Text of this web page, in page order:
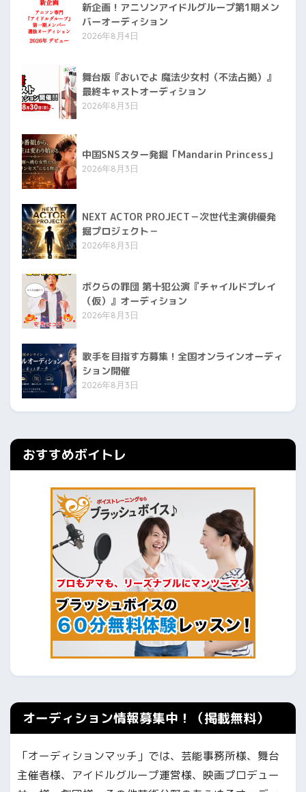
新企画！アニソンアイドルグループ第1期メン
バーオーディション
2026年8月4日
舞台版『おいでよ 魔法少女村（不法占拠）』
最終キャストオーディション
2026年8月3日
中国SNSスター発掘「Mandarin Princess」
2026年8月3日
NEXT ACTOR PROJECT－次世代主演俳優発
掘プロジェクト－
2026年8月3日
ボクらの罪団 第十犯公演『チャイルドプレイ
（仮）』オーディション
2026年8月3日
歌手を目指す方募集！全国オンラインオーディ
ション開催
2026年8月3日
おすすめボイトレ
オーディション情報募集中！（掲載無料）
「オーディションマッチ」では、芸能事務所様、舞台
主催者様、アイドルグループ運営様、映画プロデュー